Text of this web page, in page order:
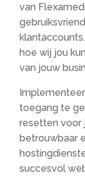
van
hoe wij jou
van jouw
toegang te
resetten voor
betrouwbaar
succesvol